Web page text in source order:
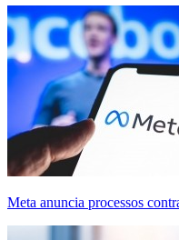
Meta anuncia processos